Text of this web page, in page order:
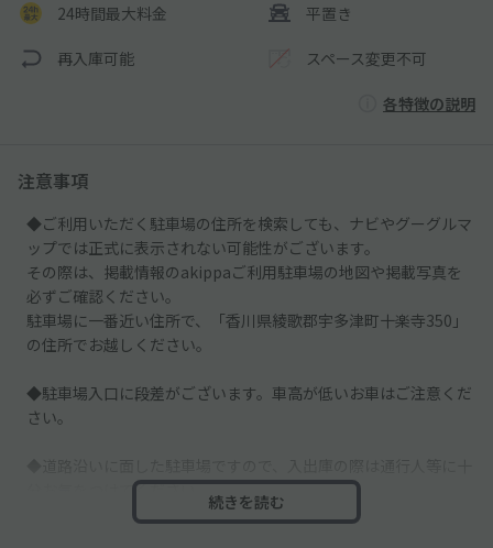
24時間最大料金 平置き
再入庫可能 スペース変更不可
各特徴の説明
注意事項
◆ご利用いただく駐車場の住所を検索しても、ナビやグーグルマ
ップでは正式に表示されない可能性がございます。
その際は、掲載情報のakippaご利用駐車場の地図や掲載写真を
必ずご確認ください。
駐車場に一番近い住所で、「香川県綾歌郡宇多津町十楽寺350」
の住所でお越しください。
◆駐車場入口に段差がございます。車高が低いお車はご注意くだ
さい。
分お気をつけてください。
続きを読む